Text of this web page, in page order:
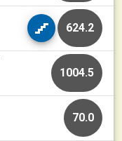
624.2
1004.5
70.0